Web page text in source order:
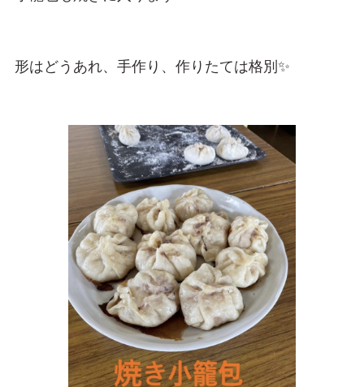
形はどうあれ、手作り、作りたては格別✨